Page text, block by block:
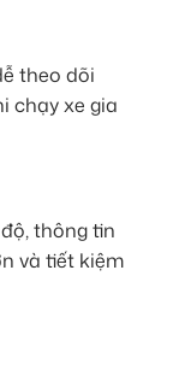
theo dõi
chạy xe gia
thông tin
và tiết kiệm